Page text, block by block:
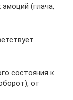
эмоций (плача,
состояния к
от